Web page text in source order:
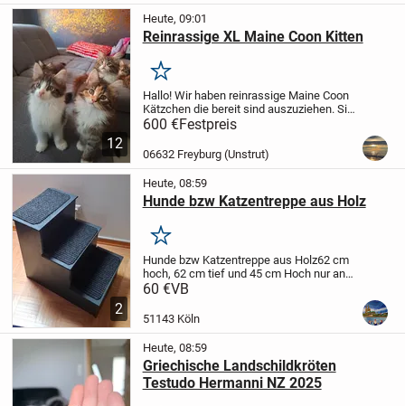
12
Heute, 09:01
Reinrassige XL Maine Coon Kitten
Merken
Hallo!Wir haben reinrassige Maine Coon
Kätzchen die bereit sind auszuziehen. Sie
sind bestens sozialisiert.
Und dürfen absofort
ausziehen.leucht gelb - Kater
600 €Festpreis
06632 Freyburg (Unstrut)
2
Heute, 08:59
Hunde bzw Katzentreppe aus Holz
Merken
Hunde bzw Katzentreppe aus Holz62 cm
hoch, 62 cm tief und 45 cm Hochnur an
Selbstabholer
Garantie biz Gewährleistungen
60 €VB
51143 Köln
Heute, 08:59
Griechische Landschildkröten
Testudo Hermanni NZ 2025